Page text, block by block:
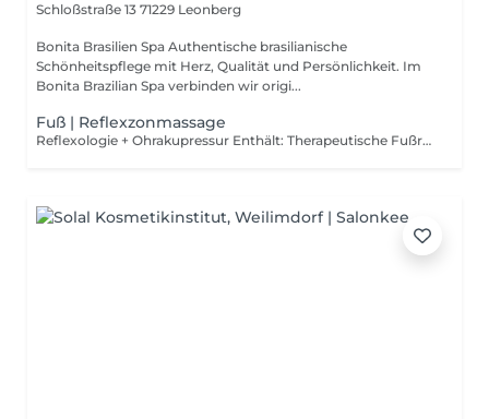
Schloßstraße 13 71229 Leonberg
Bonita Brasilien Spa Authentische brasilianische
Schönheitspflege mit Herz, Qualität und Persönlichkeit. Im
Bonita Brazilian Spa verbinden wir origi...
Fuß | Reflexzonmassage
Reflexologie + Ohrakupressur Enthält: Therapeutische Fußreflexzonenmassage (40 Min) Ohrakupressur mit Samen oder Kristallen (20 Min) Kurze Analyse + allgemeine Empfehlungen Ideal zur Linderung von Verspannungen, Stressabbau und zur energetischen Harmonisierung des Körpers Premium Paket Energie & Selbstkenntnis Enthält: Therapeutische Fußreflexzonenmassage Ohrakupressur (Samen oder Kristalle) Fuß- & Körperanalyse Persönlicher Interpretationsbericht Entspannender Bonita-Tee Empfohlen für alle, die Körperbotschaften verstehen, Blockaden lösen und innere Balance finden möchten. Bei der Reflexzonenmassage wird gezielter Druck auf bestimmte Bereiche am Körper ausgeübt, die bestimmten Regionen entsprechen. Die Reflexzonenmassage ist eine sofort entspannende und beruhigende Therapie, die jedem hilft, der unter Stress und Angst leidet.